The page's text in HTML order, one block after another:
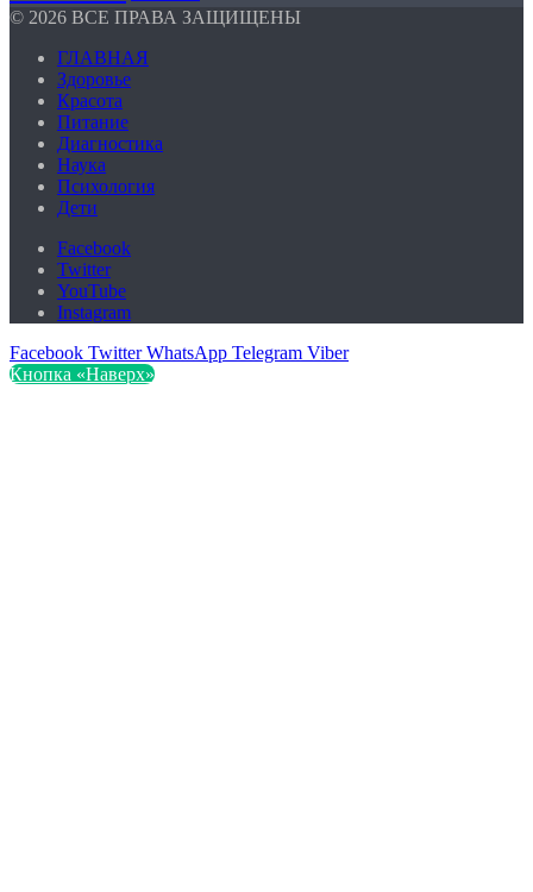
© 2026 ВСЕ ПРАВА ЗАЩИЩЕНЫ
ГЛАВНАЯ
Здоровье
Красота
Питание
Диагностика
Наука
Психология
Дети
Facebook
Twitter
YouTube
Instagram
Facebook Twitter WhatsApp Telegram Viber
Кнопка «Наверх»